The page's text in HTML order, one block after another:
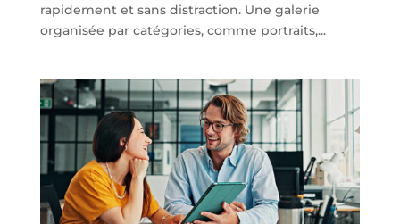
rapidement et sans distraction. Une galerie
organisée par catégories, comme portraits,...